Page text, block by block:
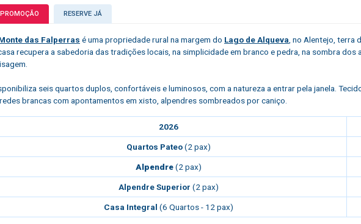
PROMOÇÃO RESERVE JÁ
das Falperras é uma propriedade rural na margem do Lago de Alqueva, no Alentejo, terra
recupera a sabedoria das tradições locais, na simplicidade em branco e pedra, na sombra dos
seis quartos duplos, confortáveis e luminosos, com a natureza a entrar pela janela.
brancas com apontamentos em xisto, alpendres sombreados por caniço.
2026
Quartos Pateo(2 pax)
Alpendre(2 pax)
Alpendre Superior (2 pax)
Casa Integral (6 Quartos - 12 pax)